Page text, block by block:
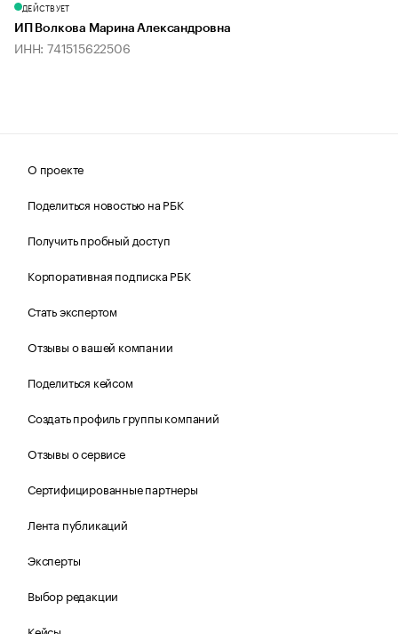
ДЕЙСТВУЕТ
ИП Волкова Марина Александровна
ИНН: 741515622506
О проекте
Поделиться новостью на РБК
Получить пробный доступ
Корпоративная подписка РБК
Стать экспертом
Отзывы о вашей компании
Поделиться кейсом
Создать профиль группы компаний
Отзывы о сервисе
Сертифицированные партнеры
Лента публикаций
Эксперты
Выбор редакции